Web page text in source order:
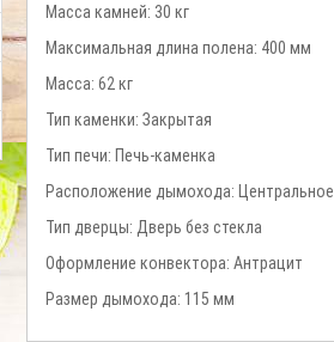
Масса камней: 30 кг
Максимальная длина полена: 400 мм
Масса: 62 кг
Тип каменки: Закрытая
Тип печи: Печь-каменка
Расположение дымохода: Центральное
Тип дверцы: Дверь без стекла
Оформление конвектора: Антрацит
Размер дымохода: 115 мм